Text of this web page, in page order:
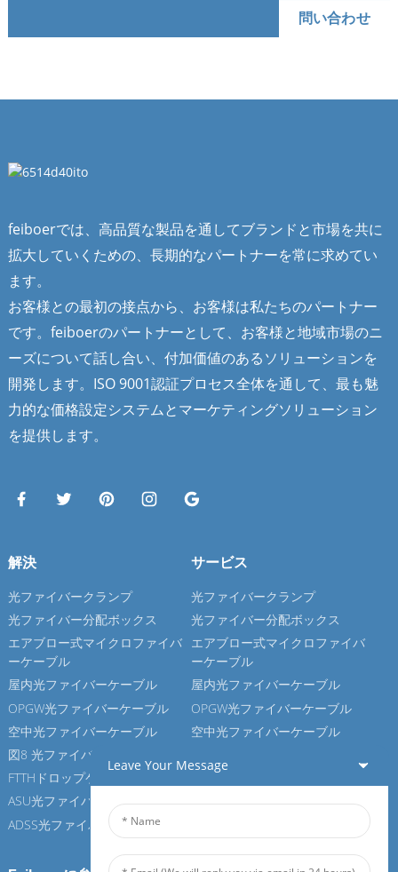
問い合わせ
feiboerでは、高品質な製品を通してブランドと市場を共に
拡大していくための、長期的なパートナーを常に求めてい
ます。
お客様との最初の接点から、お客様は私たちのパートナー
です。feiboerのパートナーとして、お客様と地域市場のニ
ーズについて話し合い、付加価値のあるソリューションを
開発します。ISO 9001認証プロセス全体を通して、最も魅
力的な価格設定システムとマーケティングソリューション
を提供します。
解決
光ファイバークランプ
光ファイバー分配ボックス
エアブロー式マイクロファイバ
ーケーブル
屋内光ファイバーケーブル
OPGW光ファイバーケーブル
空中光ファイバーケーブル
図8 光ファイバーケーブル
FTTHドロップケーブル
ASU光ファイバーケーブル
ADSS光ファイバーケーブル
サービス
光ファイバークランプ
光ファイバー分配ボックス
エアブロー式マイクロファイバ
ーケーブル
屋内光ファイバーケーブル
OPGW光ファイバーケーブル
空中光ファイバーケーブル
FTTHドロップケーブル
ASU光ファイバーケーブル
Leave Your Message